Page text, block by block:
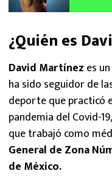
¿Quién es
David Martínez es
ha sido seguidor de
deporte que practicó
pandemia del Covid-
que trabajó como
General de Zona
de México.